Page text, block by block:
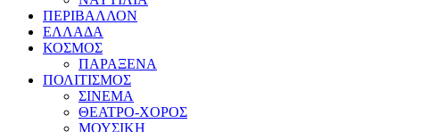
ΠΕΡΙΒΑΛΛΟΝ
ΕΛΛΑΔΑ
ΚΟΣΜΟΣ
ΠΑΡΑΞΕΝΑ
ΠΟΛΙΤΙΣΜΟΣ
ΣΙΝΕΜΑ
ΘΕΑΤΡΟ-ΧΟΡΟΣ
ΜΟΥΣΙΚΗ